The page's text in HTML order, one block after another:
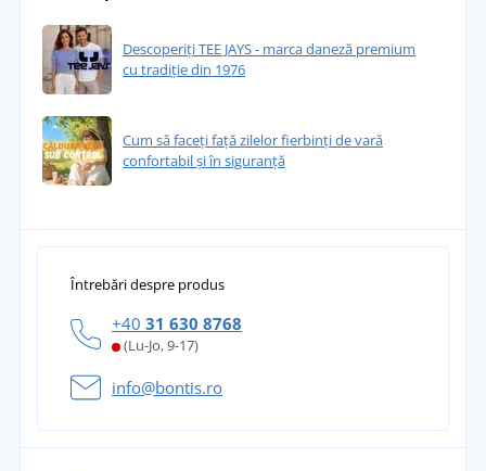
Descoperiți TEE JAYS - marca daneză premium
cu tradiție din 1976
Cum să faceți față zilelor fierbinți de vară
confortabil și în siguranță
Întrebări despre produs
+40 31 630 8768
(Lu-Jo, 9-17)
info@bontis.ro